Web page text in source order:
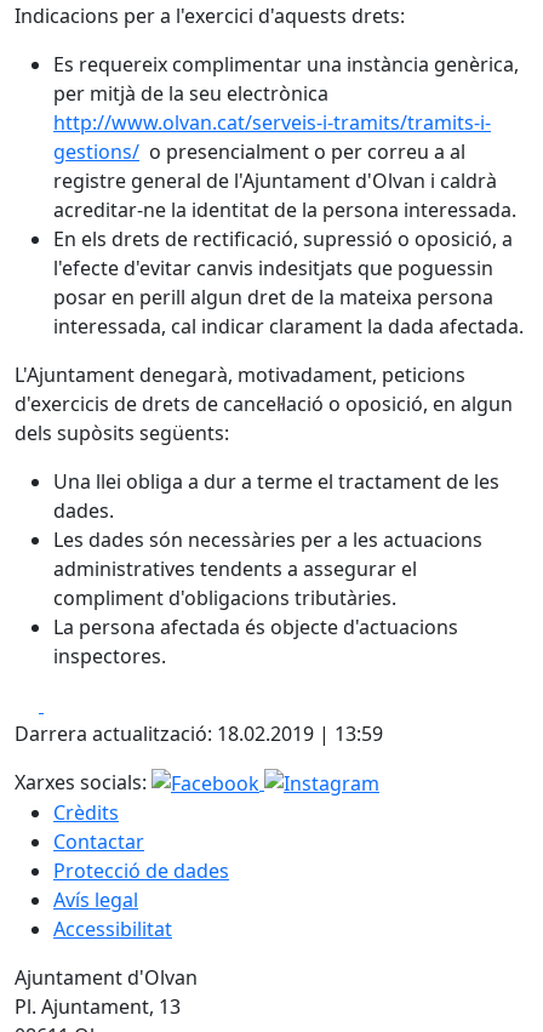
Indicacions per a l'exercici d'aquests drets:
Es requereix complimentar una instància genèrica,
per mitjà de la seu electrònica
http://www.olvan.cat/serveis-i-tramits/tramits-i-
gestions/ o presencialment o per correu a al
registre general de l'Ajuntament d'Olvan i caldrà
acreditar-ne la identitat de la persona interessada.
En els drets de rectificació, supressió o oposició, a
l'efecte d'evitar canvis indesitjats que poguessin
posar en perill algun dret de la mateixa persona
interessada, cal indicar clarament la dada afectada.
L'Ajuntament denegarà, motivadament, peticions
d'exercicis de drets de cancel·lació o oposició, en algun
dels supòsits següents:
Una llei obliga a dur a terme el tractament de les
dades.
Les dades són necessàries per a les actuacions
administratives tendents a assegurar el
compliment d'obligacions tributàries.
La persona afectada és objecte d'actuacions
inspectores.
Darrera actualització: 18.02.2019 | 13:59
Xarxes socials:
Crèdits
Contactar
Protecció de dades
Avís legal
Accessibilitat
Ajuntament d'Olvan
Pl. Ajuntament, 13